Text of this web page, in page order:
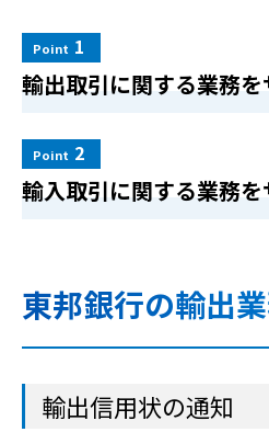
Point 1
輸出取引に関する業務を
Point 2
輸入取引に関する業務を
東邦銀行の輸出
輸出信用状の通知